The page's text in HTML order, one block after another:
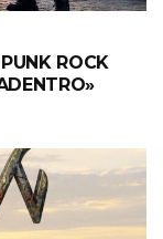
ROCK